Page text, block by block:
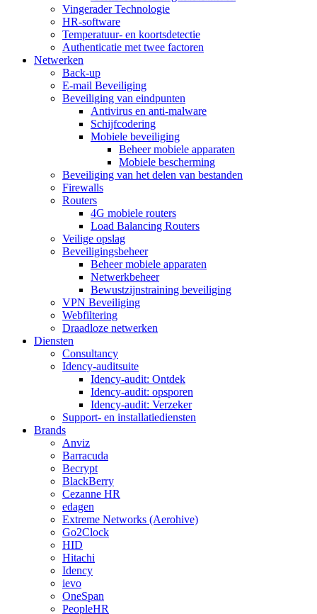
Vingerader Technologie
HR-software
Temperatuur- en koortsdetectie
Authenticatie met twee factoren
Netwerken
Back-up
E-mail Beveiliging
Beveiliging van eindpunten
Antivirus en anti-malware
Schijfcodering
Mobiele beveiliging
Beheer mobiele apparaten
Mobiele bescherming
Beveiliging van het delen van bestanden
Firewalls
Routers
4G mobiele routers
Load Balancing Routers
Veilige opslag
Beveiligingsbeheer
Beheer mobiele apparaten
Netwerkbeheer
Bewustzijnstraining beveiliging
VPN Beveiliging
Webfiltering
Draadloze netwerken
Diensten
Consultancy
Idency-auditsuite
Idency-audit: Ontdek
Idency-audit: opsporen
Idency-audit: Verzeker
Support- en installatiediensten
Brands
Anviz
Barracuda
Becrypt
BlackBerry
Cezanne HR
edagen
Extreme Networks (Aerohive)
Go2Clock
HID
Hitachi
Idency
ievo
OneSpan
PeopleHR